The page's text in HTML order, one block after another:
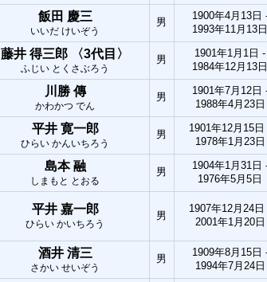
飯田 慶三
いいだ けいぞう
男
1900年4月13日
1993年11月13日
藤井 得三郎 〈3代目〉
ふじい とくさぶろう
男
1901年1月1日 -
1984年12月13日
川勝 傳
かわかつ でん
男
1901年7月12日
1988年4月23日
平井 寛一郎
ひらい かんいちろう
男
1901年12月15日
1978年1月23日
島本 融
しまもと とおる
男
1904年1月31日
1976年5月5日
平井 嘉一郎
ひらい かいちろう
男
1907年12月24日
2001年1月20日
酒井 清三
さかい せいぞう
男
1909年8月15日
1994年7月24日